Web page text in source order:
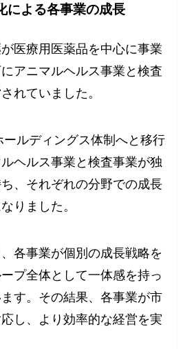
による各事業の成長
医療用医薬品を中心に事業
アニマルヘルス事業と検査
れていました。
ールディングス体制へと移行
ヘルス事業と検査事業が独
、それぞれの分野での成長
りました。
各事業が個別の成長戦略を
プ全体として一体感を持っ
す。その結果、各事業が市
し、より効率的な経営を実